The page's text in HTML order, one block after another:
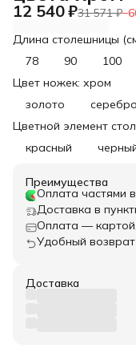
12 540 ₽31 571 ₽−
Длина столешницы
78
90 100
Цвет ножек: хром
золото
серебро
Цветной элемент
красный
Преимущества
Оплата частями
Доставка в
Оплата —
Удобный возврат
Доставка